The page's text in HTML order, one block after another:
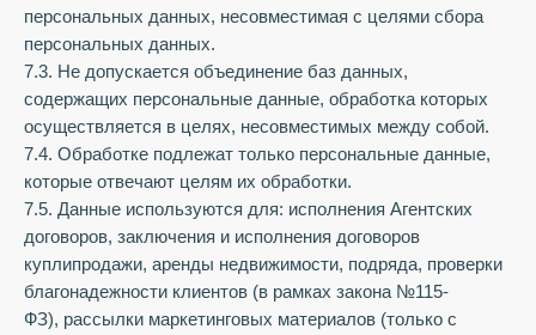
персональных данных, несовместимая с целями сбора
персональных данных.
7.3. Не допускается объединение баз данных,
содержащих персональные данные, обработка которых
осуществляется в целях, несовместимых между собой.
7.4. Обработке подлежат только персональные данные,
которые отвечают целям их обработки.
7.5. Данные используются для: исполнения Агентских
договоров, заключения и исполнения договоров
куплипродажи, аренды недвижимости, подряда, проверки
благонадежности клиентов (в рамках закона №115-
ФЗ), рассылки маркетинговых материалов (только с